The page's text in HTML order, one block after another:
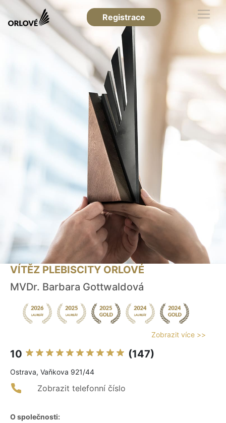
Registrace
VÍTĚZ PLEBISCITY ORLOVÉ
MVDr. Barbara Gottwaldová
Zobrazit více >>
10 (147)
Ostrava, Vaňkova 921/44
Zobrazit telefonní číslo
O společnosti: